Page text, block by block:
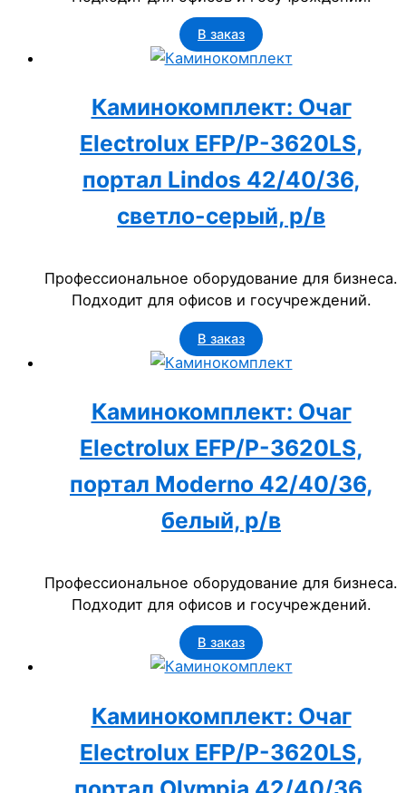
В заказ
Каминокомплект: Очаг
Electrolux EFP/P-3620LS,
портал Lindos 42/40/36,
светло-серый, р/в
Профессиональное оборудование для бизнеса.
Подходит для офисов и госучреждений.
В заказ
Каминокомплект: Очаг
Electrolux EFP/P-3620LS,
портал Moderno 42/40/36,
белый, р/в
Профессиональное оборудование для бизнеса.
Подходит для офисов и госучреждений.
В заказ
Каминокомплект: Очаг
Electrolux EFP/P-3620LS,